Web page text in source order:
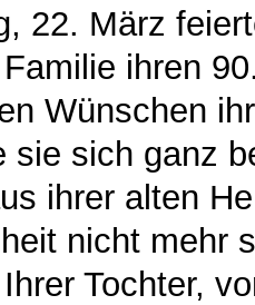
22. März
ihren
Wünschen
sie sich ganz
ihrer alten
nicht mehr
Tochter,